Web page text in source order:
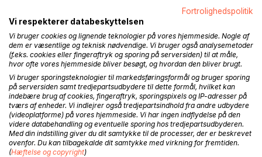
NY
Kongemoderen
Tina Olesen
369,00KR. Bog
Fortrolighedspolitik
Vi respekterer databeskyttelsen
Vi bruger cookies og lignende teknologier på vores hjemmeside. Nogle af
dem er væsentlige og teknisk nødvendige. Vi bruger også analysemetoder
(f.eks. cookies eller fingeraftryk og sporing på serversiden) til at måle,
hvor ofte vores hjemmeside bliver besøgt, og hvordan den bliver brugt.
Vi bruger sporingsteknologier til markedsføringsformål og bruger sporing
på serversiden samt tredjepartsudbydere til dette formål, hvilket kan
indebære brug af cookies, fingeraftryk, sporingspixels og IP-adresser på
tværs af enheder. Vi indlejrer også tredjepartsindhold fra andre udbydere
(videoplatforme) på vores hjemmeside. Vi har ingen indflydelse på den
videre databehandling og eventuelle sporing hos tredjepartsudbyderen.
Med din indstilling giver du dit samtykke til de processer, der er beskrevet
ovenfor. Du kan tilbagekalde dit samtykke med virkning for fremtiden.
(Hæftelse og copyright)